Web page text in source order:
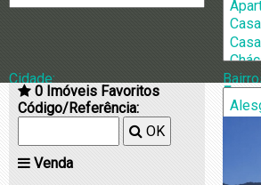
Cidade:
0 Imóveis Favoritos
Código/Referência:
OK
Venda